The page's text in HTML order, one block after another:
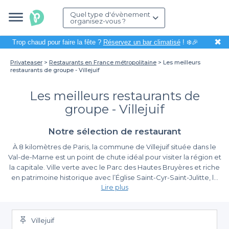
Quel type d'évènement
organisez-vous ?
Trop chaud pour faire la fête ? Réservez un bar climatisé! ❄️🎉 ✖
Privateaser Restaurants en France métropolitaine
Les meilleurs
restaurants de groupe - Villejuif
Les meilleurs restaurants de
groupe - Villejuif
Notre sélection de restaurant
À 8 kilomètres de Paris, la commune de Villejuif située dans le
Val-de-Marne est un point de chute idéal pour visiter la région et
la capitale. Ville verte avec le Parc des Hautes Bruyères et riche
en patrimoine historique avec l’Église Saint-Cyr-Saint-Julitte, la
ville très ancienne est aujourd’hui une ville dynamique et animée
encore Léo Lagrange vous amèneront au cœur de la ville où
vous pourrez réserver une table pour découvrir les meilleurs
Lire plus
Villejuif